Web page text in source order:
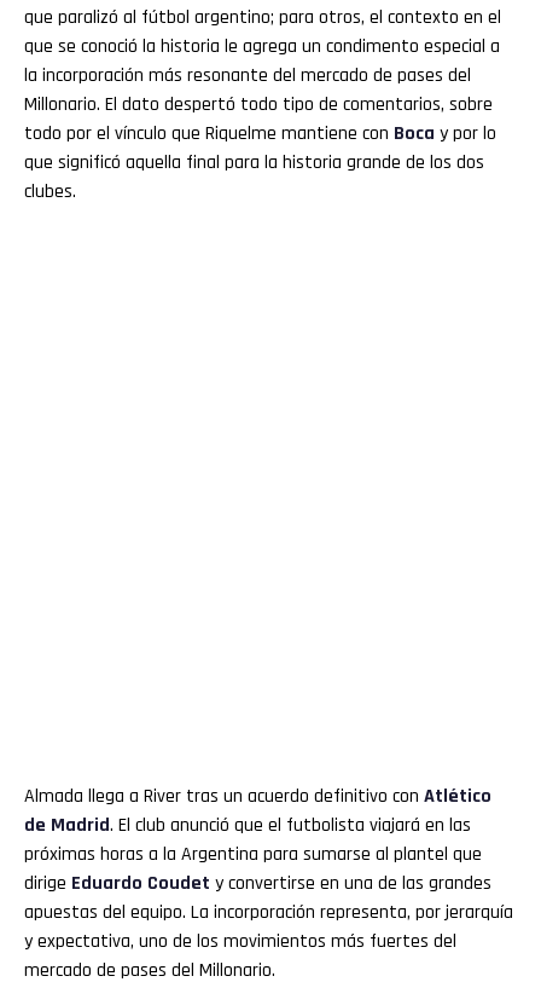
que paralizó al fútbol argentino; para otros, el contexto en el
que se conoció la historia le agrega un condimento especial a
la incorporación más resonante del mercado de pases del
Millonario. El dato despertó todo tipo de comentarios, sobre
todo por el vínculo que Riquelme mantiene con Boca y por lo
que significó aquella final para la historia grande de los dos
clubes.
Almada llega a River tras un acuerdo definitivo con Atlético
de Madrid. El club anunció que el futbolista viajará en las
próximas horas a la Argentina para sumarse al plantel que
dirige Eduardo Coudet y convertirse en una de las grandes
apuestas del equipo. La incorporación representa, por jerarquía
y expectativa, uno de los movimientos más fuertes del
mercado de pases del Millonario.